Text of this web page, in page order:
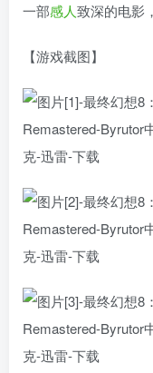
一部感人致深的电影
【游戏截图】